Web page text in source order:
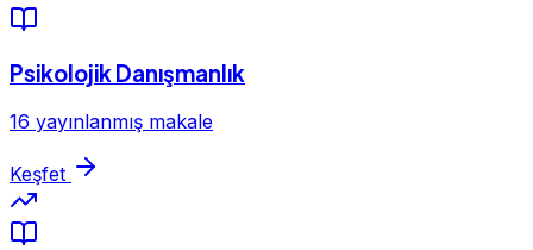
Psikolojik Danışmanlık
16 yayınlanmış makale
Keşfet